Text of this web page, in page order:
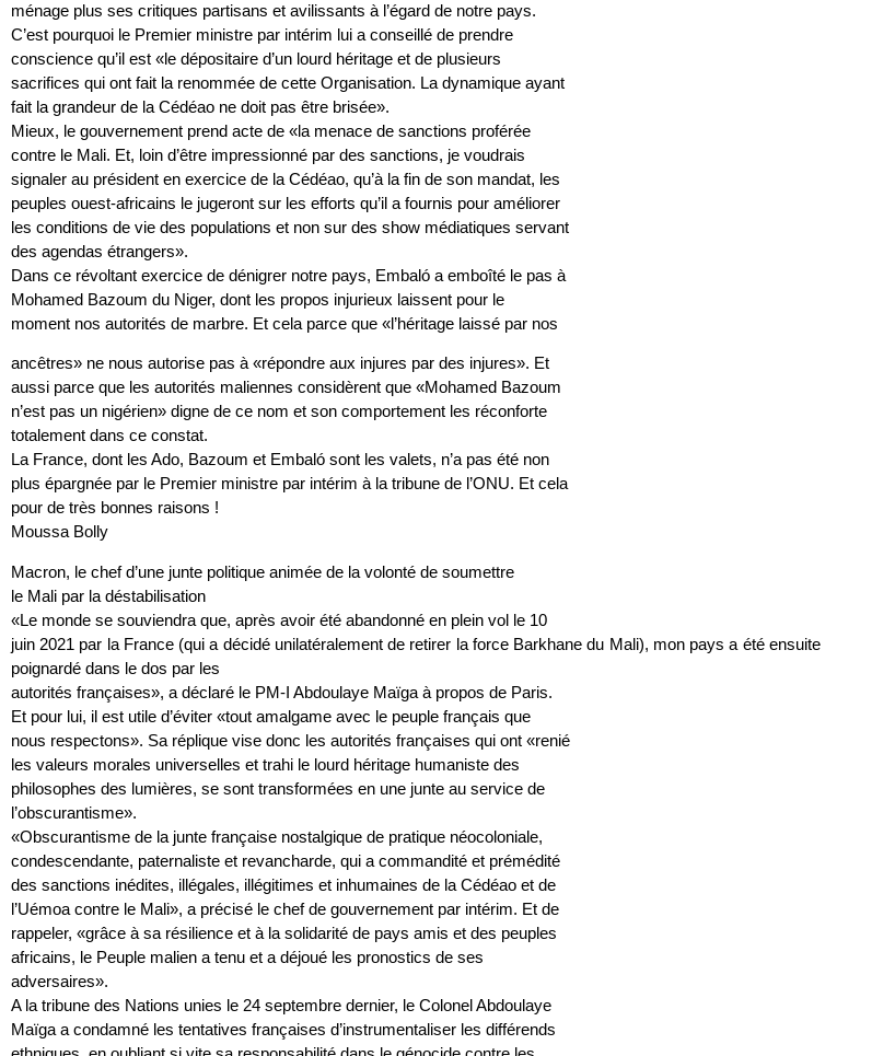
ménage plus ses critiques partisans et avilissants à l’égard de notre pays.
C’est pourquoi le Premier ministre par intérim lui a conseillé de prendre
conscience qu’il est «le dépositaire d’un lourd héritage et de plusieurs
sacrifices qui ont fait la renommée de cette Organisation. La dynamique ayant
fait la grandeur de la Cédéao ne doit pas être brisée».
Mieux, le gouvernement prend acte de «la menace de sanctions proférée
contre le Mali. Et, loin d’être impressionné par des sanctions, je voudrais
signaler au président en exercice de la Cédéao, qu’à la fin de son mandat, les
peuples ouest-africains le jugeront sur les efforts qu’il a fournis pour améliorer
les conditions de vie des populations et non sur des show médiatiques servant
des agendas étrangers».
Dans ce révoltant exercice de dénigrer notre pays, Embaló a emboîté le pas à
Mohamed Bazoum du Niger, dont les propos injurieux laissent pour le
moment nos autorités de marbre. Et cela parce que «l’héritage laissé par nos
ancêtres» ne nous autorise pas à «répondre aux injures par des injures». Et
aussi parce que​ ​les autorités maliennes considèrent que «Mohamed Bazoum
n’est pas un nigérien» digne de ce nom et son comportement les réconforte
totalement dans ce constat.
La France, dont les Ado, Bazoum et Embaló sont les valets, n’a pas été non
plus épargnée par le Premier ministre par intérim à la tribune de l’ONU. Et cela
pour de très bonnes raisons !
Moussa Bolly
Macron, le chef d’une junte politique animée de la volonté de soumettre
le Mali par la déstabilisation
«Le monde se souviendra que, après avoir été abandonné en plein vol le 10
juin 2021 par la France (qui a décidé unilatéralement de retirer la force Barkhane du Mali), mon pays a été ensuite
poignardé dans le dos par les
autorités françaises», a déclaré le PM-I Abdoulaye Maïga à propos de Paris.
Et pour lui, il est utile d’éviter «tout amalgame avec le peuple français que
nous respectons». Sa réplique vise don​c les autorités françaises qui ont «renié
les valeurs morales universelles et trahi le lourd héritage humaniste des
philosophes des lumières, se sont transformées en une junte au service de
l’obscurantisme».
«Obscurantisme de la junte française nostalgique de pratique néocoloniale,
condescendante, paternaliste et revancharde, qui a commandité et prémédité
des sanctions inédites, illégales, illégitimes et inhumaines de la Cédéao et de
l’Uémoa contre le Mali», a précisé le chef de gouvernement par intérim. Et de
rappeler, «grâce à sa résilience et à la solidarité de pays amis et des peuples
africains, le Peuple malien a tenu et a déjoué les pronostics de ses
adversaires».
A la tribune des Nations unies le 24 septembre dernier, le Colonel Abdoulaye
Maïga a condamné les tentatives françaises d’instrumentaliser les différends